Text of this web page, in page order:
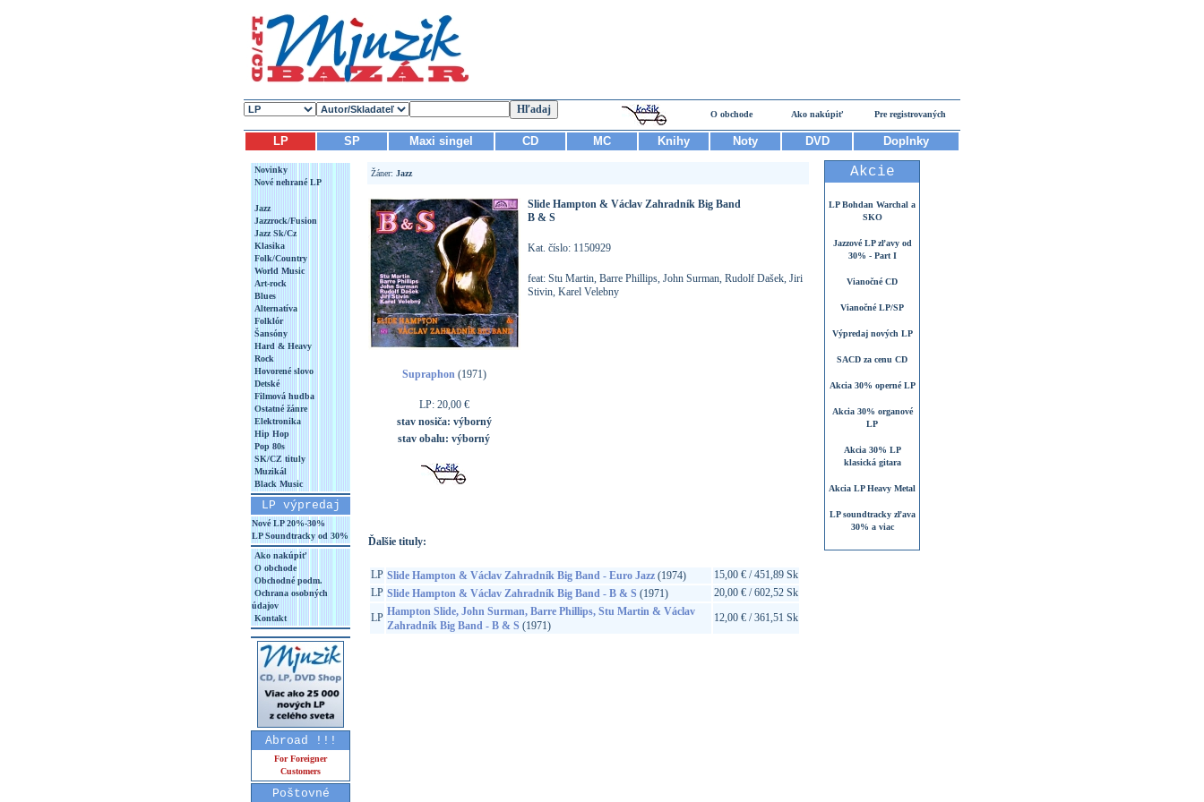
O obchode Ako nakúpiť Pre registrovaných
LP SP Maxi singel CD MC Knihy Noty DVD Doplnky
Novinky
Nové nehrané LP
Jazz
Jazzrock/Fusion
Jazz Sk/Cz
Klasika
Folk/Country
World Music
Art-rock
Blues
Alternatíva
Folklór
Šansóny
Hard & Heavy
Rock
Hovorené slovo
Detské
Filmová hudba
Ostatné žánre
Elektronika
Hip Hop
Pop 80s
SK/CZ tituly
Muzikál
Black Music
LP výpredaj
Nové LP 20%-30%
LP Soundtracky od 30%
Ako nakúpiť
O obchode
Obchodné podm.
Ochrana osobných
údajov
Kontakt
Abroad !!!
For Foreigner
Customers
Poštovné
Žáner: Jazz
Supraphon(1971)
LP: 20,00 €
stav nosiča: výborný
stav obalu: výborný
Slide Hampton & Václav Zahradník Big Band
B & S
Kat. číslo: 1150929
feat: Stu Martin, Barre Phillips, John Surman, Rudolf Dašek, Jiri
Stivin, Karel Velebny
Ďalšie tituly:
LP Slide Hampton & Václav Zahradník Big Band - Euro Jazz(1974)
15,00 € / 451,89 Sk
LP Slide Hampton & Václav Zahradník Big Band - B & S (1971)
20,00 € / 602,52 Sk
LP Hampton Slide, John Surman, Barre Phillips, Stu Martin & Václav
Zahradník Big Band - B & S (1971)
12,00 € / 361,51 Sk
Akcie
LP Bohdan Warchal a
SKO
Jazzové LP zľavy od
30% - Part I
Vianočné CD
Vianočné LP/SP
Výpredaj nových LP
SACD za cenu CD
Akcia 30% operné LP
Akcia 30% organové
LP
Akcia 30% LP
klasická gitara
Akcia LP Heavy Metal
LP soundtracky zľava
30% a viac